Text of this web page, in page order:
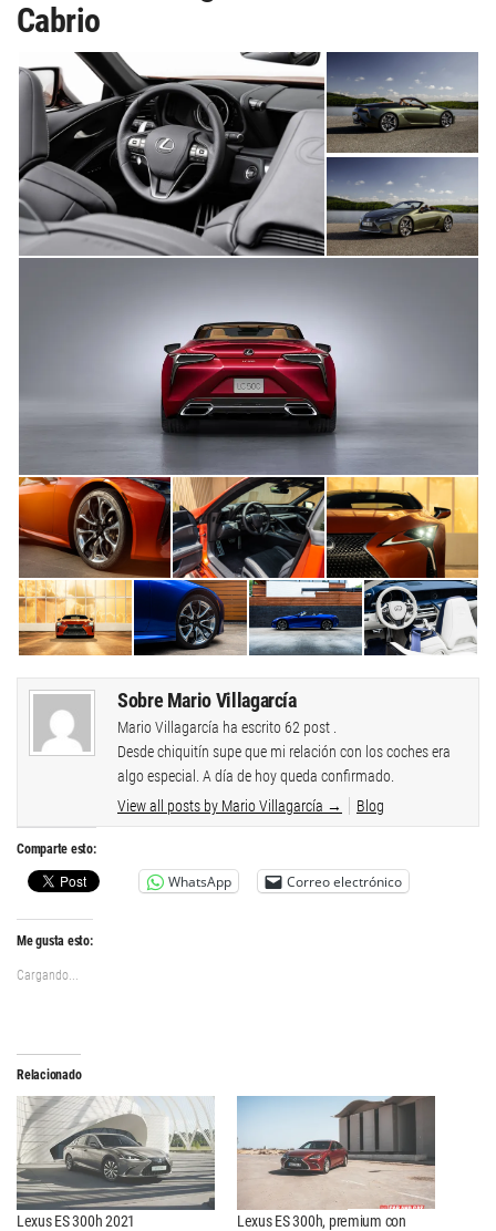
Cabrio
Sobre Mario Villagarcía
Mario Villagarcía ha escrito 62 post .
Desde chiquitín supe que mi relación con los coches era
algo especial. A día de hoy queda confirmado.
View all posts by Mario Villagarcía → Blog
Comparte esto:
WhatsApp Correo electrónico
Me gusta esto:
Cargando...
Relacionado
Lexus ES 300h 2021
Lexus ES 300h, premium con